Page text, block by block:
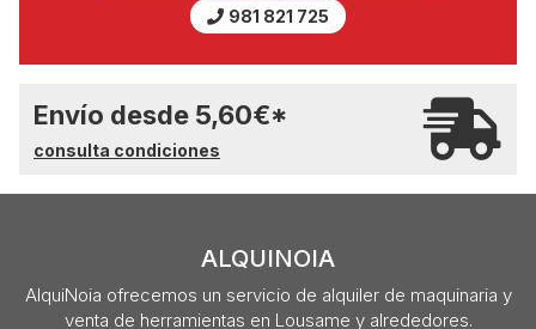
981 821 725
Envío desde 5,60€*
consulta condiciones
ALQUINOIA
AlquiNoia ofrecemos un servicio de alquiler de maquinaria y
venta de herramientas en Lousame y alrededores.